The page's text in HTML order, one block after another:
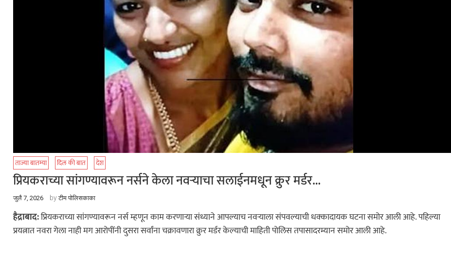
ताज्या बातम्या दिल की बात देश
प्रियकराच्या सांगण्यावरून नर्सने केला नवऱ्याचा सलाईनमधून क्रुर मर्डर…
जुलै 7, 2026 byटीम पोलिसकाका
हैद्राबाद:प्रियकराच्या सांगण्यावरून नर्स म्हणून काम करणाऱ्या संध्याने आपल्याच नवऱ्याला संपवल्याची धक्कादायक घटना समोर आली आहे. पहिल्या
प्रयत्नात नवरा गेला नाही मग आरोपींनी दुसरा सर्वांना चक्रावणारा क्रुर मर्डर केल्याची माहिती पोलिस तपासादरम्यान समोर आली आहे.